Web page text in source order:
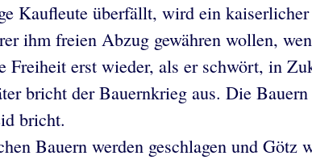
Kaufleute überfällt, wird ein
ihm freien Abzug gewähren wollen,
Freiheit erst wieder, als er schwört, in
bricht der Bauernkrieg aus. Die
bricht.
Bauern werden geschlagen und